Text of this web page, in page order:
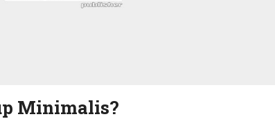
Minimalis?